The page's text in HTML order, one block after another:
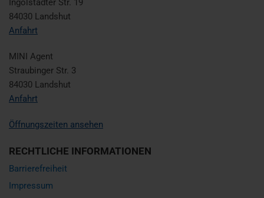
Ingolstädter Str. 19
84030 Landshut
Anfahrt
MINI Agent
Straubinger Str. 3
84030 Landshut
Anfahrt
Öffnungszeiten ansehen
RECHTLICHE INFORMATIONEN
Barrierefreiheit
Impressum